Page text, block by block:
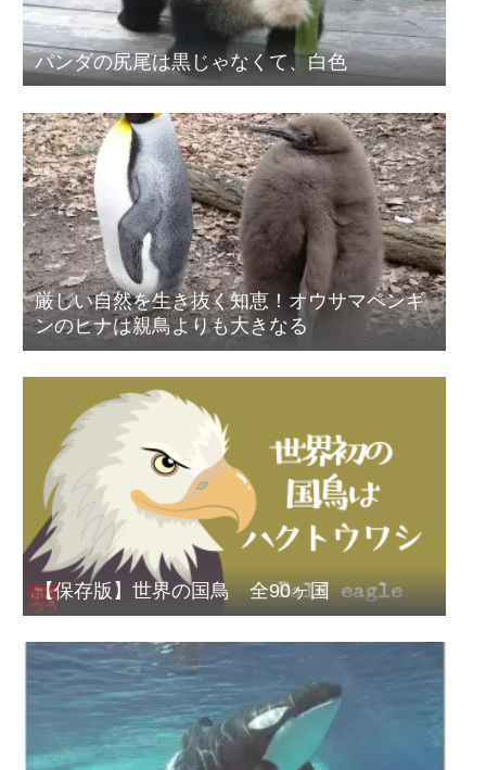
パンダの尻尾は黒じゃなくて、白色
厳しい自然を生き抜く知恵！オウサマペンギ
ンのヒナは親鳥よりも大きなる
【保存版】世界の国鳥 全90ヶ国